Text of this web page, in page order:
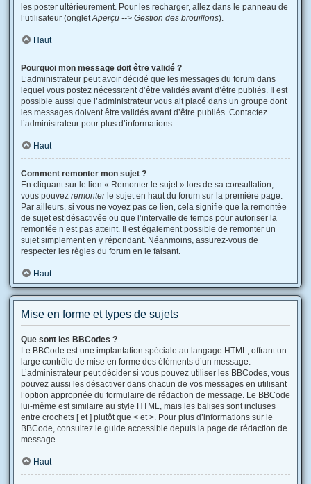
les poster ultérieurement. Pour les recharger, allez dans le panneau de
l’utilisateur (ongletAperçu --> Gestion des brouillons).
Haut
Pourquoi mon message doit être validé ?
L’administrateur peut avoir décidé que les messages du forum dans
lequel vous postez nécessitent d’être validés avant d’être publiés. Il est
possible aussi que l’administrateur vous ait placé dans un groupe dont
les messages doivent être validés avant d’être publiés. Contactez
l’administrateur pour plus d’informations.
Haut
Comment remonter mon sujet ?
En cliquant sur le lien « Remonter le sujet » lors de sa consultation,
vous pouvez remonterle sujet en haut du forum sur la première page.
Par ailleurs, si vous ne voyez pas ce lien, cela signifie que la remontée
de sujet est désactivée ou que l’intervalle de temps pour autoriser la
remontée n’est pas atteint. Il est également possible de remonter un
sujet simplement en y répondant. Néanmoins, assurez-vous de
respecter les règles du forum en le faisant.
Haut
Mise en forme et types de sujets
Que sont les BBCodes ?
Le BBCode est une implantation spéciale au langage HTML, offrant un
large contrôle de mise en forme des éléments d’un message.
L’administrateur peut décider si vous pouvez utiliser les BBCodes, vous
pouvez aussi les désactiver dans chacun de vos messages en utilisant
l’option appropriée du formulaire de rédaction de message. Le BBCode
lui-même est similaire au style HTML, mais les balises sont incluses
entre crochets [ et ] plutôt que < et >. Pour plus d’informations sur le
BBCode, consultez le guide accessible depuis la page de rédaction de
message.
Haut